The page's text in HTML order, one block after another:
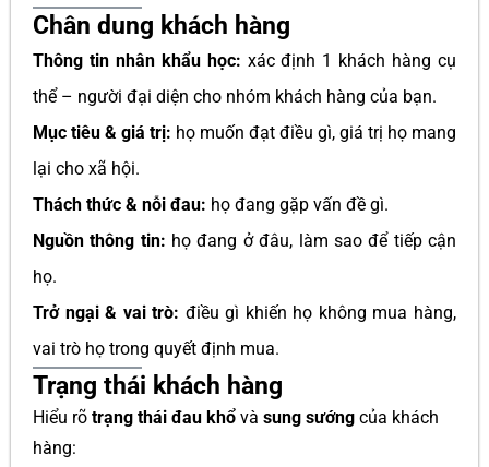
Chân dung khách hàng
Thông tin nhân khẩu học: xác định 1 khách hàng cụ
thể – người đại diện cho nhóm khách hàng của bạn.
Mục tiêu & giá trị: họ muốn đạt điều gì, giá trị họ mang
lại cho xã hội.
Thách thức & nỗi đau: họ đang gặp vấn đề gì.
Nguồn thông tin: họ đang ở đâu, làm sao để tiếp cận
họ.
Trở ngại & vai trò: điều gì khiến họ không mua hàng,
vai trò họ trong quyết định mua.
Trạng thái khách hàng
Hiểu rõ trạng thái đau khổ và sung sướng của khách
hàng: